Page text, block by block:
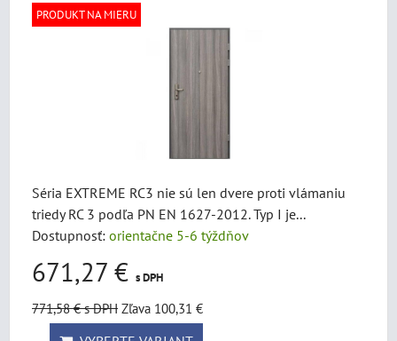
PRODUKT NA MIERU
Séria EXTREME RC3 nie sú len dvere proti vlámaniu
triedy RC 3 podľa PN EN 1627-2012. Typ I je...
Dostupnosť: orientačne 5-6 týždňov
671,27 € s DPH
771,58 €s DPH Zľava 100,31 €